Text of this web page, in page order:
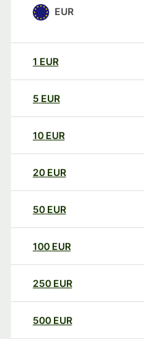
EUR
1 EUR
5 EUR
10 EUR
20 EUR
50 EUR
100 EUR
250 EUR
500 EUR